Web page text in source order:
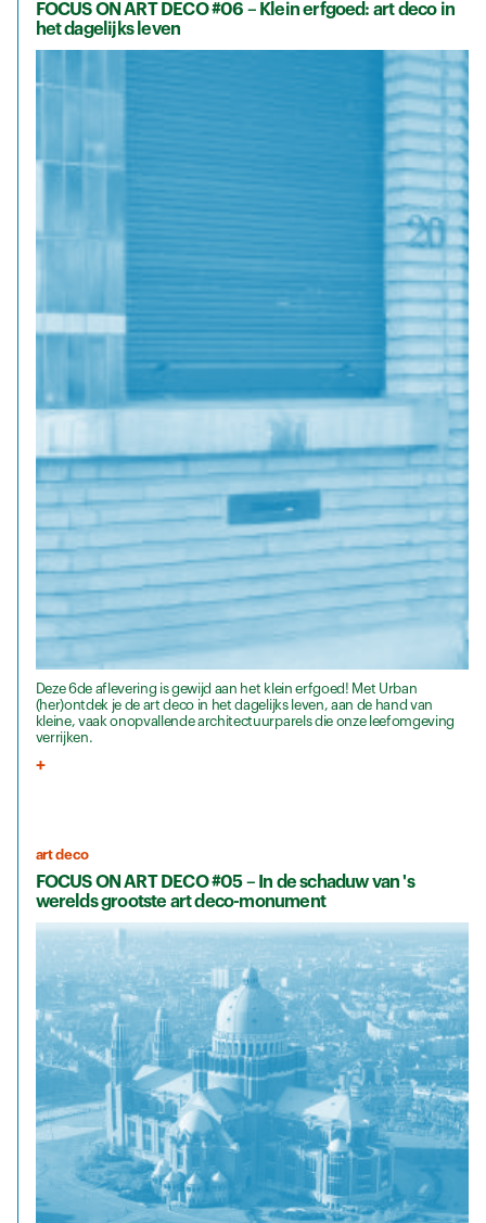
FOCUS ON ART DECO #06 – Klein erfgoed: art deco in
het dagelijks leven
Deze 6de aflevering is gewijd aan het klein erfgoed! Met Urban
(her)ontdek je de art deco in het dagelijks leven, aan de hand van
kleine, vaak onopvallende architectuurparels die onze leefomgeving
verrijken.
art deco
FOCUS ON ART DECO #05 – In de schaduw van 's
werelds grootste art deco-monument